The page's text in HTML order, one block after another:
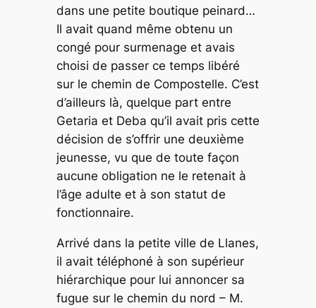
dans une petite boutique peinard…
Il avait quand même obtenu un
congé pour surmenage et avais
choisi de passer ce temps libéré
sur le chemin de Compostelle. C’est
d’ailleurs là, quelque part entre
Getaria et Deba qu’il avait pris cette
décision de s’offrir une deuxième
jeunesse, vu que de toute façon
aucune obligation ne le retenait à
l’âge adulte et à son statut de
fonctionnaire.
Arrivé dans la petite ville de Llanes,
il avait téléphoné à son supérieur
hiérarchique pour lui annoncer sa
fugue sur le chemin du nord – M.